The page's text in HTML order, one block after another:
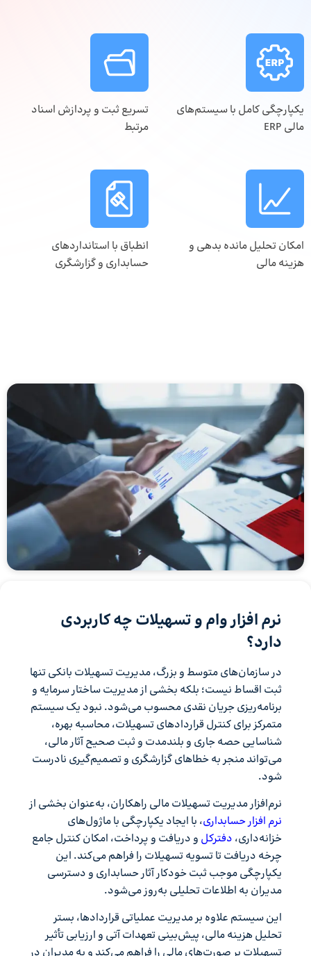
یکپارچگی کامل با سیستم‌های
مالی ERP
تسریع ثبت و پردازش اسناد
مرتبط
امکان تحلیل مانده بدهی و
هزینه مالی
انطباق با استانداردهای
حسابداری و گزارشگری
نرم افزار وام و تسهیلات چه کاربردی
دارد؟
در سازمان‌های متوسط و بزرگ، مدیریت تسهیلات بانکی تنها
ثبت اقساط نیست؛ بلکه بخشی از مدیریت ساختار سرمایه و
برنامه‌ریزی جریان نقدی محسوب می‌شود. نبود یک سیستم
متمرکز برای کنترل قراردادهای تسهیلات، محاسبه بهره،
شناسایی حصه جاری و بلندمدت و ثبت صحیح آثار مالی،
می‌تواند منجر به خطاهای گزارشگری و تصمیم‌گیری نادرست
شود.
نرم‌افزار مدیریت تسهیلات مالی راهکاران، به‌عنوان بخشی از
نرم افزار حسابداری، با ایجاد یکپارچگی با ماژول‌های
خزانه‌داری، دفترکل و دریافت‌ و پرداخت، امکان کنترل جامع
چرخه دریافت تا تسویه تسهیلات را فراهم می‌کند. این
یکپارچگی موجب ثبت خودکار آثار حسابداری و دسترسی
مدیران به اطلاعات تحلیلی به‌روز می‌شود.
این سیستم علاوه بر مدیریت عملیاتی قراردادها، بستر
تحلیل هزینه مالی، پیش‌بینی تعهدات آتی و ارزیابی تأثیر
تسهیلات بر صورت‌های مالی را فراهم می‌کند و به مدیران در